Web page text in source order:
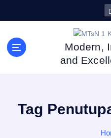
Modern,
and
Tag